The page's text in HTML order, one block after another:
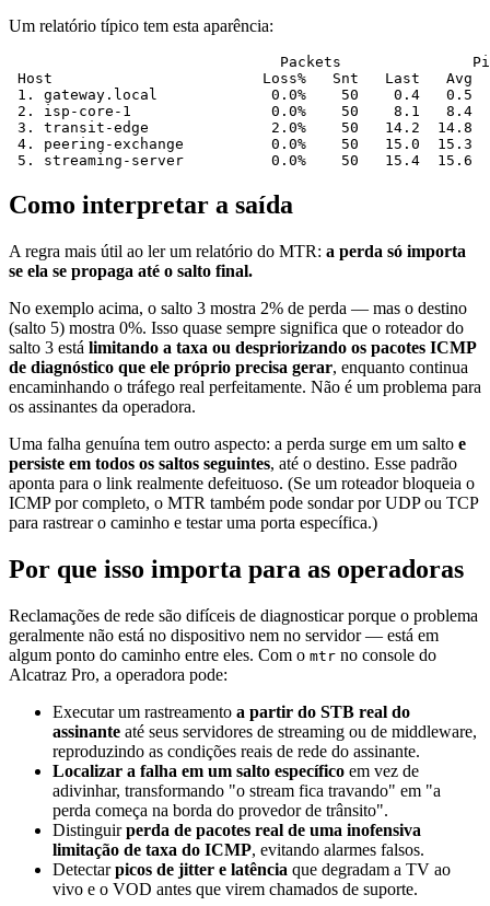
Um relatório típico tem esta aparência:
Packets
Host                        Loss%   Snt   Last   Avg
1. gateway.local             0.0%    50    0.4   0.5
2. isp-core-1                0.0%    50    8.1   8.4
3. transit-edge              2.0%    50   14.2  14.8
4. peering-exchange          0.0%    50   15.0  15.3
Como interpretar a saída
A regra mais útil ao ler um relatório do MTR: a perda só importa
se ela se propaga até o salto final.
No exemplo acima, o salto 3 mostra 2% de perda — mas o destino
(salto 5) mostra 0%. Isso quase sempre significa que o roteador do
salto 3 está limitando a taxa ou despriorizando os pacotes ICMP
de diagnóstico que ele próprio precisa gerar, enquanto continua
encaminhando o tráfego real perfeitamente. Não é um problema para
os assinantes da operadora.
Uma falha genuína tem outro aspecto: a perda surge em um salto e
persiste em todos os saltos seguintes, até o destino. Esse padrão
aponta para o link realmente defeituoso. (Se um roteador bloqueia o
ICMP por completo, o MTR também pode sondar por UDP ou TCP
para rastrear o caminho e testar uma porta específica.)
Por que isso importa para as operadoras
Reclamações de rede são difíceis de diagnosticar porque o problema
geralmente não está no dispositivo nem no servidor — está em
algum ponto do caminho entre eles. Com o mtr no console do
Alcatraz Pro, a operadora pode:
Executar um rastreamento a partir do STB real do
assinante até seus servidores de streaming ou de middleware,
reproduzindo as condições reais de rede do assinante.
Localizar a falha em um salto específico em vez de
adivinhar, transformando "o stream fica travando" em "a
perda começa na borda do provedor de trânsito".
Distinguirperda de pacotes real de uma inofensiva
limitação de taxa do ICMP, evitando alarmes falsos.
Detectarpicos de jitter e latência que degradam a TV ao
vivo e o VOD antes que virem chamados de suporte.